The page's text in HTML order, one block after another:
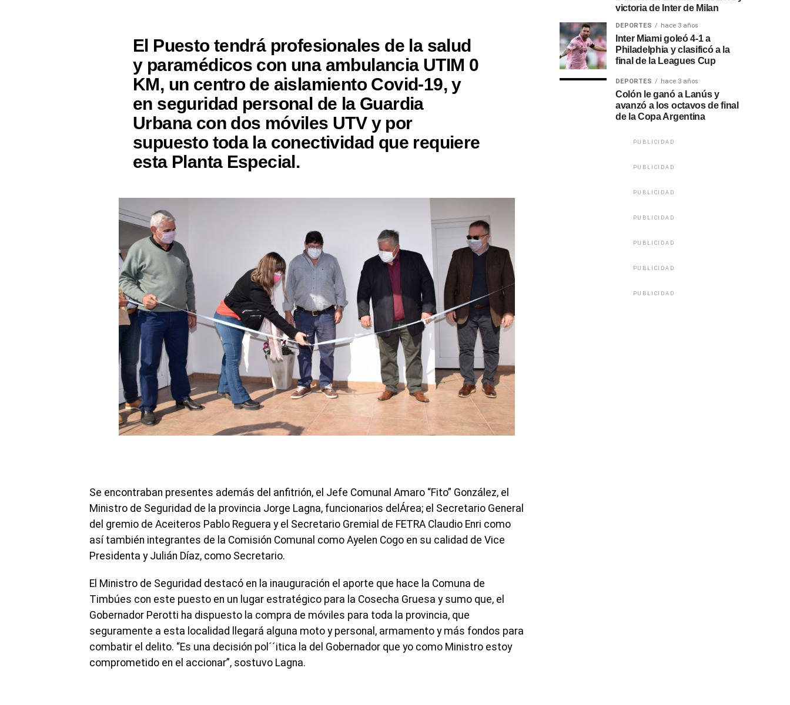
El Puesto tendrá profesionales de la salud
y paramédicos con una ambulancia UTIM 0
KM, un centro de aislamiento Covid-19, y
en seguridad personal de la Guardia
Urbana con dos móviles UTV y por
supuesto toda la conectividad que requiere
esta Planta Especial.
Se encontraban presentes además del anfitrión, el Jefe Comunal Amaro “Fito” González, el
Ministro de Seguridad de la provincia Jorge Lagna, funcionarios delÁrea; el Secretario General
del gremio de Aceiteros Pablo Reguera y el Secretario Gremial de FETRA Claudio Enri como
así también integrantes de la Comisión Comunal como Ayelen Cogo en su calidad de Vice
Presidenta y Julián Díaz, como Secretario.
El Ministro de Seguridad destacó en la inauguración el aporte que hace la Comuna de
Timbúes con este puesto en un lugar estratégico para la Cosecha Gruesa y sumo que, el
Gobernador Perotti ha dispuesto la compra de móviles para toda la provincia, que
seguramente a esta localidad llegará alguna moto y personal, armamento y más fondos para
combatir el delito. “Es una decisión pol´´itica la del Gobernador que yo como Ministro estoy
comprometido en el accionar”, sostuvo Lagna.
victoria de Inter de Milan
DEPORTES hace 3 años
Inter Miami goleó 4-1 a
Philadelphia y clasificó a la
final de la Leagues Cup
DEPORTES hace 3 años
Colón le ganó a Lanús y
avanzó a los octavos de final
de la Copa Argentina
PUBLICIDAD
PUBLICIDAD
PUBLICIDAD
PUBLICIDAD
PUBLICIDAD
PUBLICIDAD
PUBLICIDAD